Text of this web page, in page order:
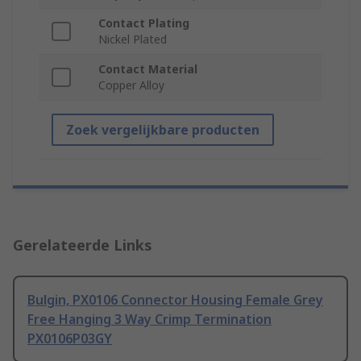
Contact Plating
Nickel Plated
Contact Material
Copper Alloy
Zoek vergelijkbare producten
Gerelateerde Links
Bulgin, PX0106 Connector Housing Female Grey
Free Hanging 3 Way Crimp Termination
PX0106P03GY